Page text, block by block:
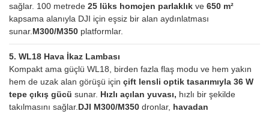
sağlar. 100 metrede 25 lüks homojen parlaklık ve 650 m²
kapsama alanıyla DJI için eşsiz bir alan aydınlatması
sunar.M300/M350 platformlar.
5. WL18 Hava İkaz Lambası
Kompakt ama güçlü WL18, birden fazla flaş modu ve hem yakın
hem de uzak alan görüşü için çift lensli optik tasarımıyla 36 W
tepe çıkış gücü sunar. Hızlı açılan yuvası, hızlı bir şekilde
takılmasını sağlar.DJI M300/M350 dronlar, havadan